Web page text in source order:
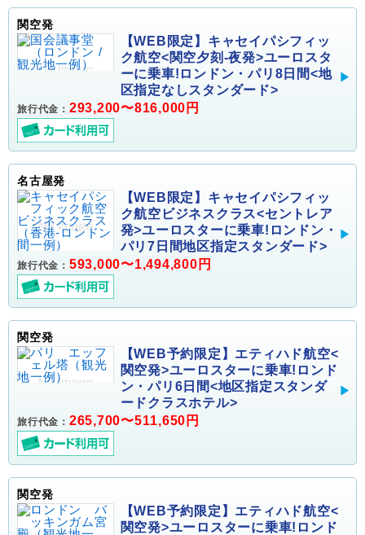
関空発
【WEB限定】キャセイパシフィッ
ク航空<関空夕刻-夜発>ユーロスタ
ーに乗車!ロンドン・パリ8日間<地
区指定なしスタンダード>
旅行代金： 293,200〜816,000円
名古屋発
【WEB限定】キャセイパシフィッ
ク航空ビジネスクラス<セントレア
発>ユーロスターに乗車!ロンドン・
パリ7日間地区指定スタンダード>
旅行代金： 593,000〜1,494,800円
関空発
【WEB予約限定】エティハド航空<
関空発>ユーロスターに乗車!ロンド
ン・パリ6日間<地区指定スタンダ
ードクラスホテル>
旅行代金： 265,700〜511,650円
関空発
【WEB予約限定】エティハド航空<
関空発>ユーロスターに乗車!ロンド